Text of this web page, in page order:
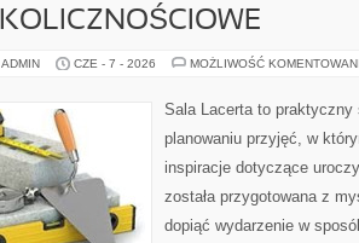
CZE - 7 - 2026 MOŻLIWOŚĆ
Sala Lacerta to praktyczny
planowaniu przyjęć, w
inspiracje dotyczące
została przygotowana z
dopiąć wydarzenie w